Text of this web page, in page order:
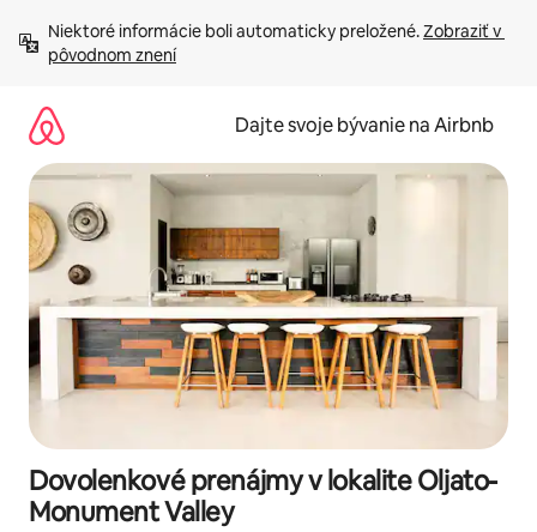
obsah.
Niektoré informácie boli automaticky preložené. Zobraziť v
pôvodnom znení
Dajte svoje bývanie na Airbnb
Dovolenkové prenájmy v lokalite Oljato-
Monument Valley